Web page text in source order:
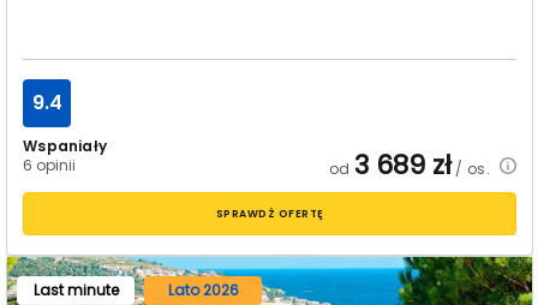
Wspaniały
6 opinii
9.4
od 3 689 zł/ os.
SPRAWDŹ OFERTĘ
Last minute Lato 2026